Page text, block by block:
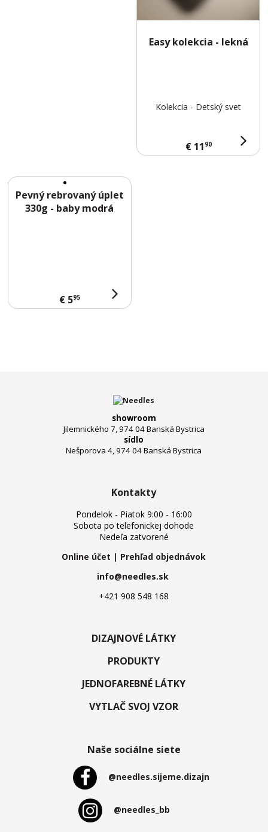
Easy kolekcia - lekná
Kolekcia - Detský svet
€ 11 90
Pevný rebrovaný úplet
330g - baby modrá
€ 595
showroom
Jilemnického 7, 974 04 Banská Bystrica
sídlo
Nešporova 4, 974 04 Banská Bystrica
Kontakty
Pondelok - Piatok 9:00 - 16:00
Sobota po telefonickej dohode
Nedeľa zatvorené
Online účet | Prehľad objednávok
info@needles.sk
+421 908 548 168
DIZAJNOVÉ LÁTKY
PRODUKTY
JEDNOFAREBNÉ LÁTKY
VYTLAČ SVOJ VZOR
Naše sociálne siete
@needles.sijeme.dizajn
@needles_bb